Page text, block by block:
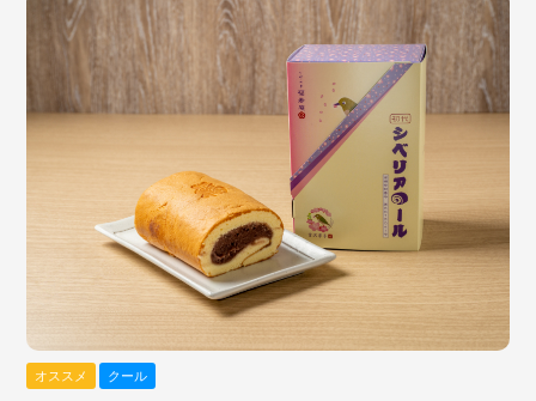
オススメ クール